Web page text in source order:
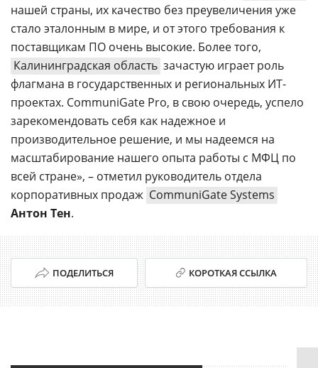
нашей страны, их качество без преувеличения уже
стало эталонным в мире, и от этого требования к
поставщикам ПО очень высокие. Более того,
Калининградская область зачастую играет роль
флагмана в государственных и региональных ИТ-
проектах. CommuniGate Pro, в свою очередь, успело
зарекомендовать себя как надежное и
производительное решение, и мы надеемся на
масштабирование нашего опыта работы с МФЦ по
всей стране», – отметил руководитель отдела
корпоративных продаж CommuniGate Systems
Антон Тен.
ПОДЕЛИТЬСЯ КОРОТКАЯ ССЫЛКА